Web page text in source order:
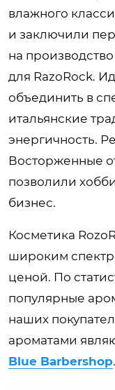
влажного
и заключили
на
для RazoRock.
объединить в
итальянские
энергичность.
Восторженные
позволили
бизнес.
Косметика
широким
ценой. По
популярные
наших
ароматами
Blue Barbershop.